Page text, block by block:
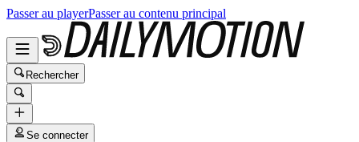
Passer au playerPasser au contenu principal
Rechercher
Se connecter